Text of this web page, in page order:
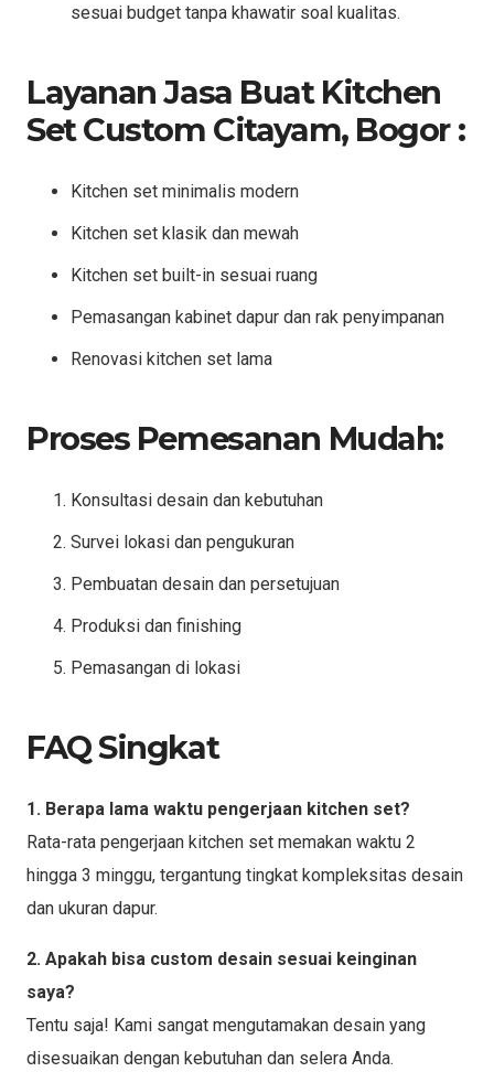
sesuai budget tanpa khawatir soal kualitas.
Layanan Jasa Buat Kitchen
Set Custom Citayam, Bogor :
Kitchen set minimalis modern
Kitchen set klasik dan mewah
Kitchen set built-in sesuai ruang
Pemasangan kabinet dapur dan rak penyimpanan
Renovasi kitchen set lama
Proses Pemesanan Mudah:
Konsultasi desain dan kebutuhan
Survei lokasi dan pengukuran
Pembuatan desain dan persetujuan
Produksi dan finishing
Pemasangan di lokasi
FAQ Singkat
1. Berapa lama waktu pengerjaan kitchen set?
Rata-rata pengerjaan kitchen set memakan waktu 2
hingga 3 minggu, tergantung tingkat kompleksitas desain
dan ukuran dapur.
2. Apakah bisa custom desain sesuai keinginan
saya?
Tentu saja! Kami sangat mengutamakan desain yang
disesuaikan dengan kebutuhan dan selera Anda.